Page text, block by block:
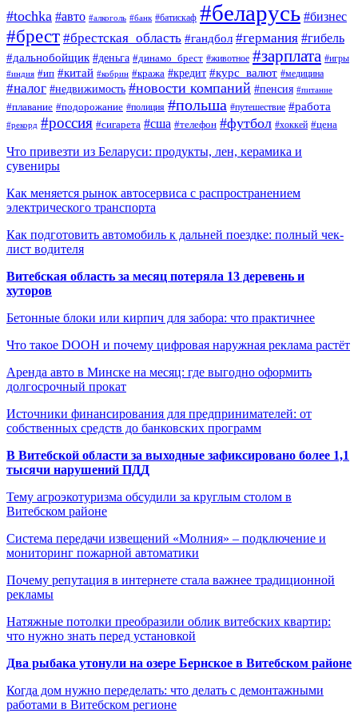
#tochka #авто #алкоголь #банк #батискаф #беларусь #бизнес
#брест #брестская_область #гандбол #германия #гибель
#дальнобойщик #деньга #динамо_брест #животное #зарплата #игры
#индия #ип #китай #кобрин #кража #кредит #курс_валют #медицина
#налог #недвижимость #новости компаний #пенсия #питание
#плавание #подорожание #полиция #польша #путешествие #работа
#рекорд #россия #сигарета #сша #телефон #футбол #хоккей #цена
Что привезти из Беларуси: продукты, лен, керамика и
сувениры
Как меняется рынок автосервиса с распространением
электрического транспорта
Как подготовить автомобиль к дальней поездке: полный чек-
лист водителя
Витебская область за месяц потеряла 13 деревень и
хуторов
Бетонные блоки или кирпич для забора: что практичнее
Что такое DOOH и почему цифровая наружная реклама растёт
Аренда авто в Минске на месяц: где выгодно оформить
долгосрочный прокат
Источники финансирования для предпринимателей: от
собственных средств до банковских программ
В Витебской области за выходные зафиксировано более 1,1
тысячи нарушений ПДД
Тему агроэкотуризма обсудили за круглым столом в
Витебском районе
Система передачи извещений «Молния» – подключение и
мониторинг пожарной автоматики
Почему репутация в интернете стала важнее традиционной
рекламы
Натяжные потолки преобразили облик витебских квартир:
что нужно знать перед установкой
Два рыбака утонули на озере Бернское в Витебском районе
Когда дом нужно переделать: что делать с демонтажными
работами в Витебском регионе